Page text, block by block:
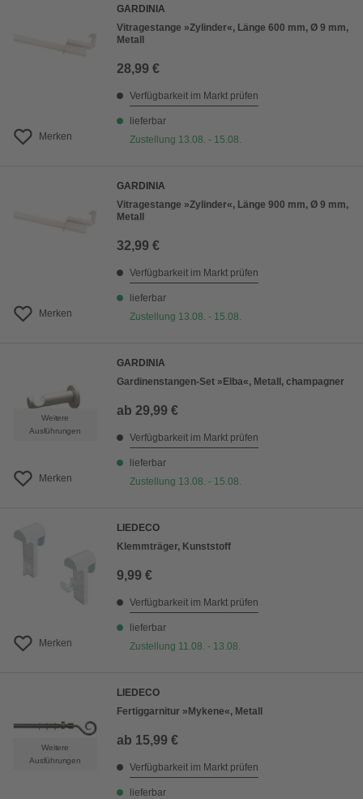
Merken
GARDINIA
Vitragestange »Zylinder«, Länge 600 mm, Ø 9 mm,
Metall
28,99 €
Verfügbarkeit im Markt prüfen
lieferbar
Zustellung 13.08. - 15.08.
Merken
GARDINIA
Vitragestange »Zylinder«, Länge 900 mm, Ø 9 mm,
Metall
32,99 €
Verfügbarkeit im Markt prüfen
lieferbar
Zustellung 13.08. - 15.08.
Weitere
Ausführungen
Merken
GARDINIA
Gardinenstangen-Set »Elba«, Metall, champagner
ab 29,99 €
Verfügbarkeit im Markt prüfen
lieferbar
Zustellung 13.08. - 15.08.
Merken
LIEDECO
Klemmträger, Kunststoff
9,99 €
Verfügbarkeit im Markt prüfen
lieferbar
Zustellung 11.08. - 13.08.
Weitere
Ausführungen
LIEDECO
Fertiggarnitur »Mykene«, Metall
ab 15,99 €
Verfügbarkeit im Markt prüfen
lieferbar